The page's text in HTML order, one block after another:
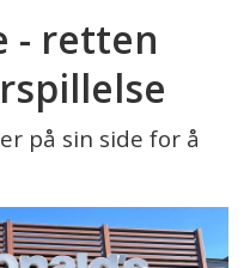
- retten
på sin side for å